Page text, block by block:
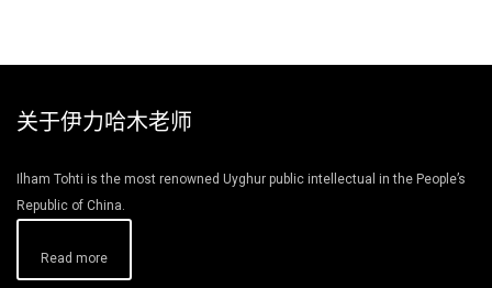
关于伊力哈木老师
Ilham Tohti is the most renowned Uyghur public intellectual in the People’s
Republic of China.
Read more